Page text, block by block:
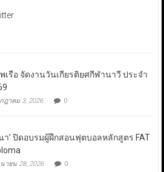
เรือ จัดงานวันเกียรติยศกีฬานาวี ประจำ
ฎาคม 3, 2026 0
า’ ปิดอบรมผู้ฝึกสอนฟุตบอลหลักสูตร FAT
ายน 28, 2026 0